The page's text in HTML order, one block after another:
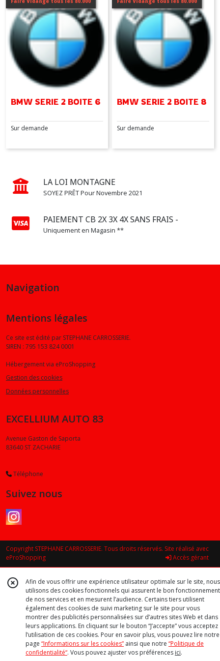
BMW SERIE 2 BOITE 6
Sur demande
BMW SERIE 2 BOITE 8
Sur demande
LA LOI MONTAGNE
SOYEZ PRÊT Pour Novembre 2021
PAIEMENT CB 2X 3X 4X SANS FRAIS -
Uniquement en Magasin **
SERIE
2
(2)
SERIE
SERIE
SERIE
SERIE
X1
(1)
X3
(3)
X6
(2)
M3
(1)
Afficher
résultats
Navigation
Mentions légales
Ce site est édité par STEPHANE CARROSSERIE.
SIREN : 795 153 824 0001
Hébergement via eProShopping
Gestion des cookies
Données personnelles
EXCELLIUM AUTO 83
Avenue Gaston de Saporta
83640 ST ZACHARIE
Téléphone
Suivez nous
Copyright STEPHANE CARROSSERIE. Tous droits réservés. Site réalisé avec
eProShopping
Accès gérant
Afin de vous offrir une expérience utilisateur optimale sur le site, nous
utilisons des cookies fonctionnels qui assurent le bon fonctionnement
de nos services et en mesurent l’audience. Certains tiers utilisent
également des cookies de suivi marketing sur le site pour vous
montrer des publicités personnalisées sur d’autres sites Web et dans
leurs applications. En cliquant sur le bouton “J’accepte” vous acceptez
l’utilisation de ces cookies. Pour en savoir plus, vous pouvez lire notre
page “Informations sur les cookies” ainsi que notre “Politique de
confidentialité“. Vous pouvez ajuster vos préférences ici.